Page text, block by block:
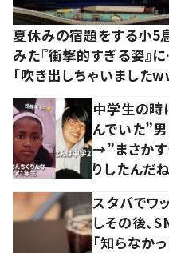
夏休みの宿題をする小5
みた『衝撃的すぎる姿』
「吹き出しちゃいました
中学生の時
んでいた”
→”まさか
りしたんだ
スタバでワ
しその後、
「知らなか